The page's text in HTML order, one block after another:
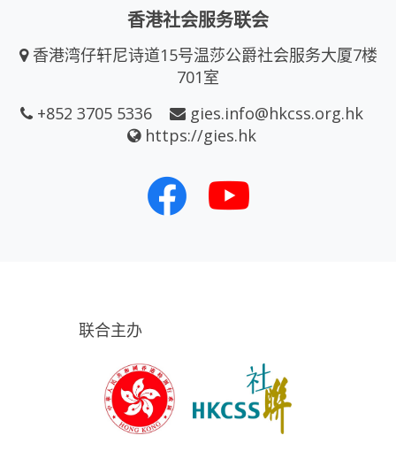
香港社会服务联会
香港湾仔轩尼诗道15号温莎公爵社会服务大厦7楼
701室
+852 3705 5336
gies.info@hkcss.org.hk
https://gies.hk
联合主办